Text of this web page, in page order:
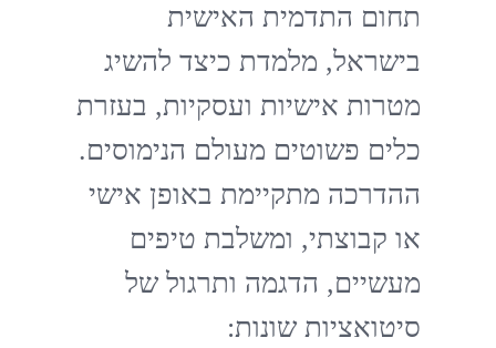
תחום התדמית האישית
בישראל, מלמדת כיצד להשיג
מטרות אישיות ועסקיות, בעזרת
כלים פשוטים מעולם הנימוסים.
ההדרכה מתקיימת באופן אישי
או קבוצתי, ומשלבת טיפים
מעשיים, הדגמה ותרגול של
סיטואציות שונות: